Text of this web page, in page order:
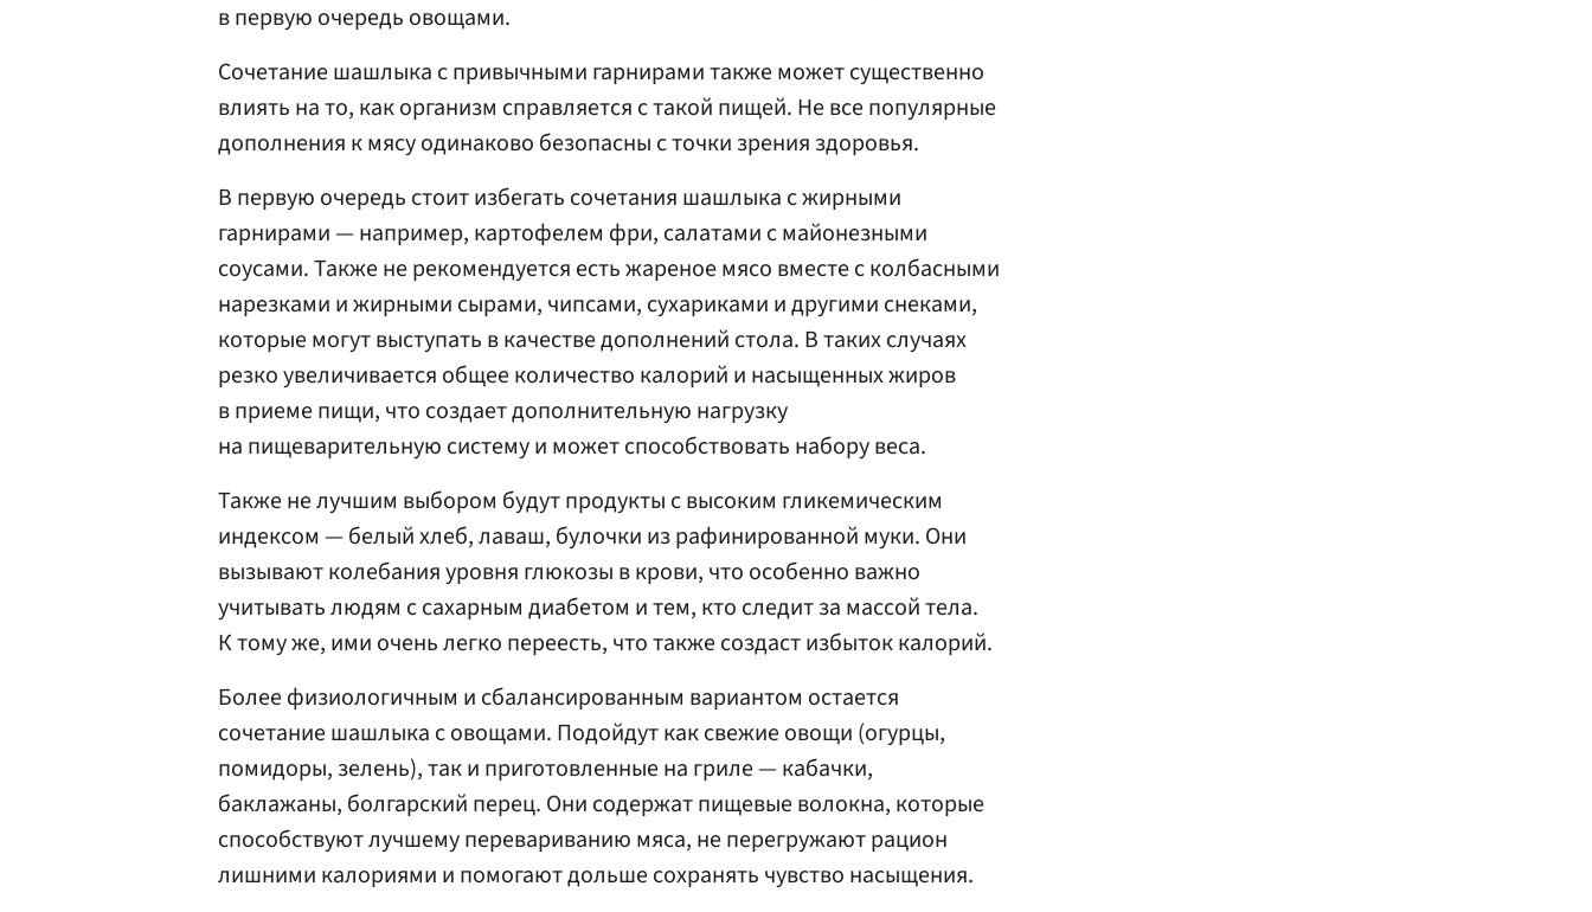
в первую очередь овощами.
Сочетание шашлыка с привычными гарнирами также может существенно
влиять на то, как организм справляется с такой пищей. Не все популярные
дополнения к мясу одинаково безопасны с точки зрения здоровья.
В первую очередь стоит избегать сочетания шашлыка с жирными
гарнирами — например, картофелем фри, салатами с майонезными
соусами. Также не рекомендуется есть жареное мясо вместе с колбасными
нарезками и жирными сырами, чипсами, сухариками и другими снеками,
которые могут выступать в качестве дополнений стола. В таких случаях
резко увеличивается общее количество калорий и насыщенных жиров
в приеме пищи, что создает дополнительную нагрузку
на пищеварительную систему и может способствовать набору веса.
Также не лучшим выбором будут продукты с высоким гликемическим
индексом — белый хлеб, лаваш, булочки из рафинированной муки. Они
вызывают колебания уровня глюкозы в крови, что особенно важно
учитывать людям с сахарным диабетом и тем, кто следит за массой тела.
К тому же, ими очень легко переесть, что также создаст избыток калорий.
Более физиологичным и сбалансированным вариантом остается
сочетание шашлыка с овощами. Подойдут как свежие овощи (огурцы,
помидоры, зелень), так и приготовленные на гриле — кабачки,
баклажаны, болгарский перец. Они содержат пищевые волокна, которые
способствуют лучшему перевариванию мяса, не перегружают рацион
лишними калориями и помогают дольше сохранять чувство насыщения.